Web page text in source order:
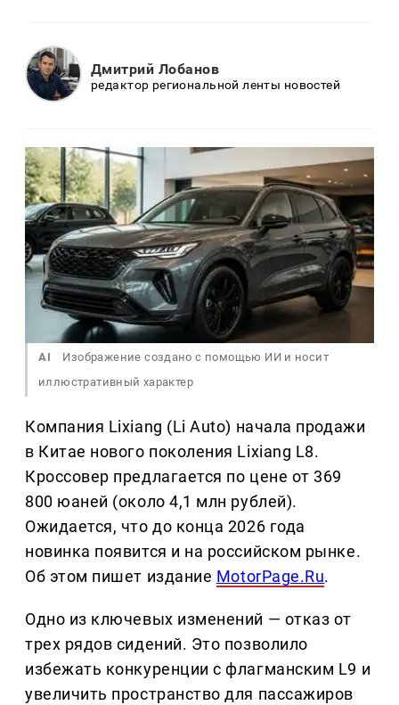
Дмитрий Лобанов
редактор региональной ленты новостей
AI
Изображение создано с помощью ИИ и носит
иллюстративный характер
Компания Lixiang (Li Auto) начала продажи
в Китае нового поколения Lixiang L8.
Кроссовер предлагается по цене от 369
800 юаней (около 4,1 млн рублей).
Ожидается, что до конца 2026 года
новинка появится и на российском рынке.
Об этом пишет издание MotorPage.Ru.
Одно из ключевых изменений — отказ от
трех рядов сидений. Это позволило
избежать конкуренции с флагманским L9 и
увеличить пространство для пассажиров